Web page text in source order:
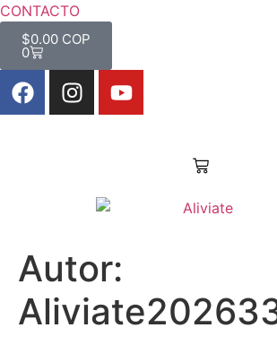
CONTACTO
$0.00 COP
0
Autor: